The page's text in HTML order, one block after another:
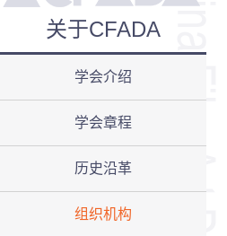
关于CFADA
学会介绍
学会章程
历史沿革
组织机构